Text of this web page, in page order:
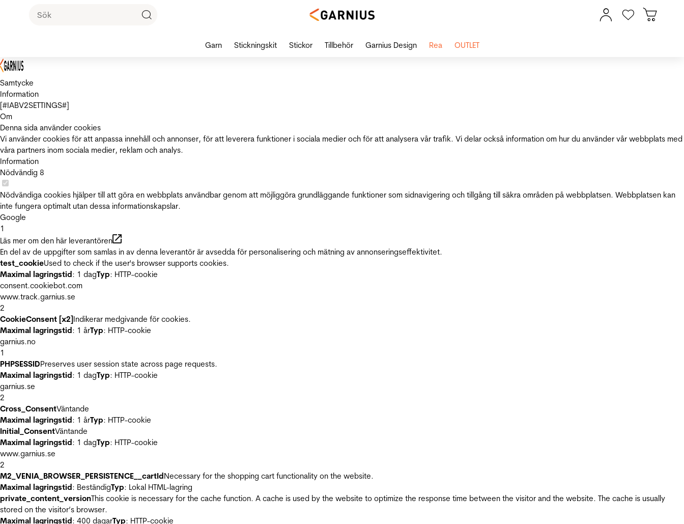
Samtycke
Information
[#IABV2SETTINGS#]
Om
Denna sida använder cookies
Vi använder cookies för att anpassa innehåll och annonser, för att leverera funktioner i sociala medier och för att analysera vår trafik. Vi delar också information om hur du använder vår webbplats med
våra partners inom sociala medier, reklam och analys.
Information
Nödvändig 8
Nödvändiga cookies hjälper till att göra en webbplats användbar genom att möjliggöra grundläggande funktioner som sidnavigering och tillgång till säkra områden på webbplatsen. Webbplatsen kan
inte fungera optimalt utan dessa informationskapslar.
Google
1
Läs mer om den här leverantören
En del av de uppgifter som samlas in av denna leverantör är avsedda för personalisering och mätning av annonseringseffektivitet.
test_cookieUsed to check if the user's browser supports cookies.
Maximal lagringstid: 1 dagTyp: HTTP-cookie
consent.cookiebot.com
www.track.garnius.se
2
CookieConsent [x2]Indikerar medgivande för cookies.
Maximal lagringstid: 1 årTyp: HTTP-cookie
garnius.no
1
PHPSESSIDPreserves user session state across page requests.
Maximal lagringstid: 1 dagTyp: HTTP-cookie
garnius.se
2
Cross_ConsentVäntande
Maximal lagringstid: 1 årTyp: HTTP-cookie
Initial_ConsentVäntande
Maximal lagringstid: 1 dagTyp: HTTP-cookie
www.garnius.se
2
M2_VENIA_BROWSER_PERSISTENCE__cartIdNecessary for the shopping cart functionality on the website.
Maximal lagringstid: BeständigTyp: Lokal HTML-lagring
private_content_versionThis cookie is necessary for the cache function. A cache is used by the website to optimize the response time between the visitor and the website. The cache is usually
stored on the visitor’s browser.
Maximal lagringstid: 400 dagarTyp: HTTP-cookie
Garn Stickningskit Stickor Tillbehör Garnius Design Rea OUTLET